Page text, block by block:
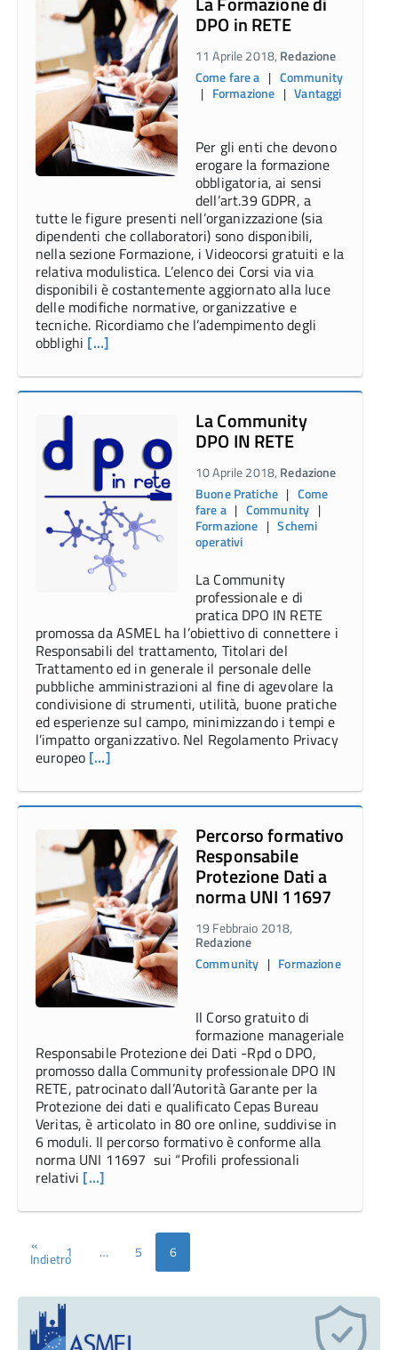
DPO in RETE
11 Aprile 2018, Redazione
Come fare a | Community
| Formazione |Vantaggi
Per gli enti che devono
erogare la formazione
obbligatoria, ai sensi
dell’art.39 GDPR, a
tutte le figure presenti nell’organizzazione (sia
dipendenti che collaboratori) sono disponibili,
nella sezione Formazione, i Videocorsi gratuiti e la
relativa modulistica. L’elenco dei Corsi via via
disponibili è costantemente aggiornato alla luce
delle modifiche normative, organizzative e
tecniche. Ricordiamo che l’adempimento degli
obblighi […]
La Community
DPO IN RETE
10 Aprile 2018, Redazione
Buone Pratiche| Come
fare a| Community |
Formazione |Schemi
operativi
La Community
professionale e di
pratica DPO IN RETE
promossa da ASMEL ha l’obiettivo di connettere i
Responsabili del trattamento, Titolari del
Trattamento ed in generale il personale delle
pubbliche amministrazioni al fine di agevolare la
condivisione di strumenti, utilità, buone pratiche
ed esperienze sul campo, minimizzando i tempi e
l’impatto organizzativo. Nel Regolamento Privacy
europeo […]
Percorso formativo
Responsabile
Protezione Dati a
norma UNI 11697
19 Febbraio 2018,
Redazione
Community | Formazione
Il Corso gratuito di
formazione manageriale
Responsabile Protezione dei Dati -Rpd o DPO,
promosso dalla Community professionale DPO IN
RETE, patrocinato dall’Autorità Garante per la
Protezione dei dati e qualificato Cepas Bureau
Veritas, è articolato in 80 ore online, suddivise in
6 moduli. Il percorso formativo è conforme alla
norma UNI 11697 sui “Profili professionali
relativi […]
«
Indietro
1 … 5 6